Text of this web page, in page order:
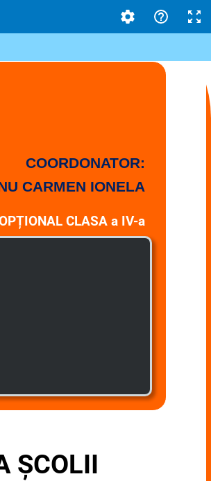
COORDONATOR:
CARMEN IONELA
CLASA a IV-a
ȘCOLII